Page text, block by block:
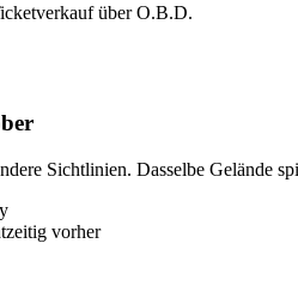
über O.B.D.
Sichtlinien. Dasselbe Gelände
vorher